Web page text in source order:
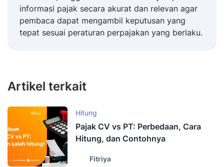
informasi pajak secara akurat dan relevan agar
pembaca dapat mengambil keputusan yang
tepat sesuai peraturan perpajakan yang berlaku.
Artikel terkait
Hitung
Pajak CV vs PT: Perbedaan, Cara
Hitung, dan Contohnya
Fitriya